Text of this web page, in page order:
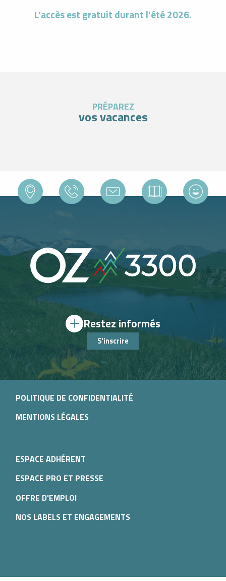
L’accès est gratuit durant l’été 2026.
PRÉPAREZ
vos vacances
Restez informés
S'inscrire
POLITIQUE DE CONFIDENTIALITÉ
MENTIONS LÉGALES
ESPACE ADHÉRENT
ESPACE PRO ET PRESSE
OFFRE D'EMPLOI
NOS LABELS ET ENGAGEMENTS